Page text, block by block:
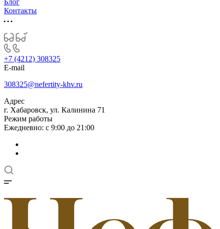
Блог
Контакты
+7 (4212) 308325
E-mail
308325@nefertity-khv.ru
Адрес
г. Хабаровск, ул. Калинина 71
Режим работы
Ежедневно: с 9:00 до 21:00